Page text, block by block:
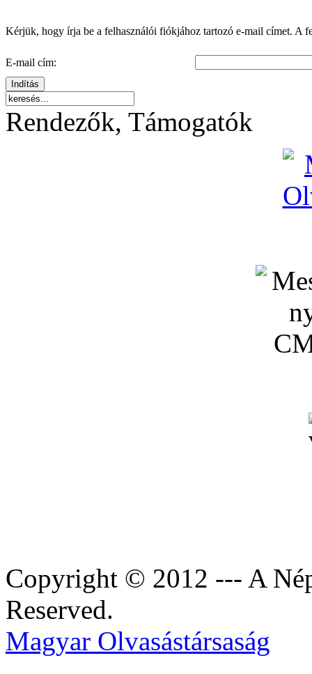
Kérjük, hogy írja be a felhasználói fiókjához tartozó e-mail címet. A
E-mail cím:
Indítás
Rendezők, Támogatók
Copyright © 2012 --- A
Reserved.
Magyar Olvasástársaság